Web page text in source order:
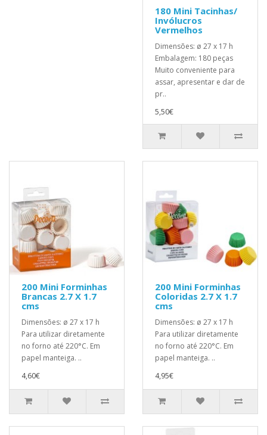
180 Mini Tacinhas/
Invólucros
Vermelhos
Dimensões: ø 27 x 17 h
Embalagem: 180 peças
Muito conveniente para
assar, apresentar e dar de
pr..
5,50€
200 Mini Forminhas
Brancas 2.7 X 1.7
cms
Dimensões: ø 27 x 17 h
Para utilizar diretamente
no forno até 220°C. Em
papel manteiga. ..
4,60€
200 Mini Forminhas
Coloridas 2.7 X 1.7
cms
Dimensões: ø 27 x 17 h
Para utilizar diretamente
no forno até 220°C. Em
papel manteiga. ..
4,95€